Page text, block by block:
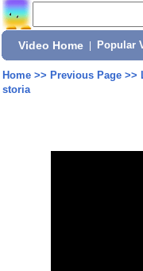
Video Home Popular
Home>> Previous Page>>
storia